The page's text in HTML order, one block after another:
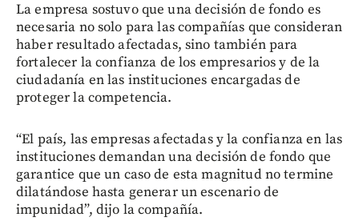
La empresa sostuvo que una decisión de fondo es
necesaria no solo para las compañías que consideran
haber resultado afectadas, sino también para
fortalecer la confianza de los empresarios y de la
ciudadanía en las instituciones encargadas de
proteger la competencia.
“El país, las empresas afectadas y la confianza en las
instituciones demandan una decisión de fondo que
garantice que un caso de esta magnitud no termine
dilatándose hasta generar un escenario de
impunidad”, dijo la compañía.